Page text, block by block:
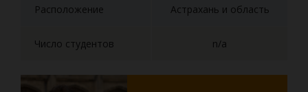
Расположение Астрахань и область
Число студентов n/a